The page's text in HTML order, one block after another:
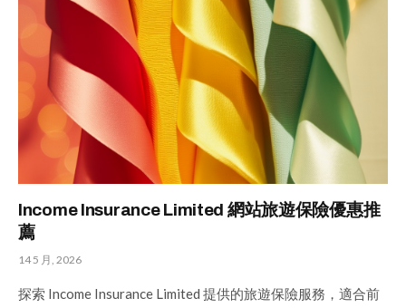
Income Insurance Limited 網站旅遊保險優惠推
薦
14 5 月, 2026
探索 Income Insurance Limited 提供的旅遊保險服務，適合前